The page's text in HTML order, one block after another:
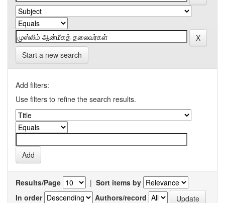
Start a new search
Add filters:
Use filters to refine the search results.
Results/Page | Sort items by
In order
Authors/record